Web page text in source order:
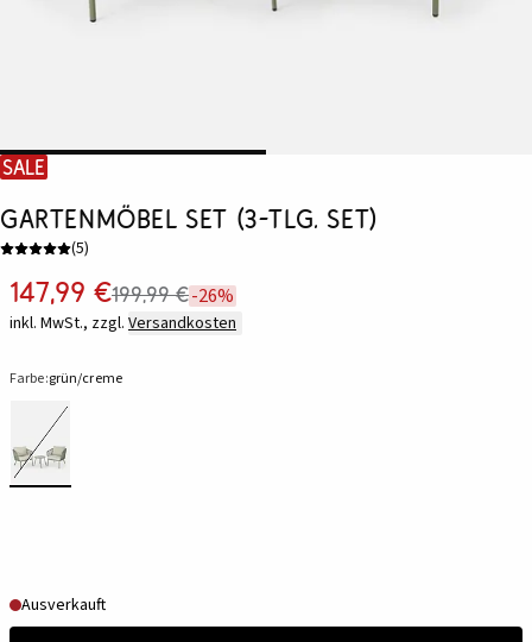
SALE
Gartenmöbel Set (3-tlg. Set)
(5)
147,99 €199,99 €-26%
inkl. MwSt., zzgl. Versandkosten
Farbe:grün/creme
Ausverkauft